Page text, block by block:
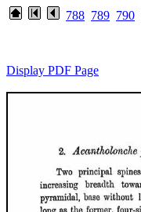
788 789 790
Display PDF Page